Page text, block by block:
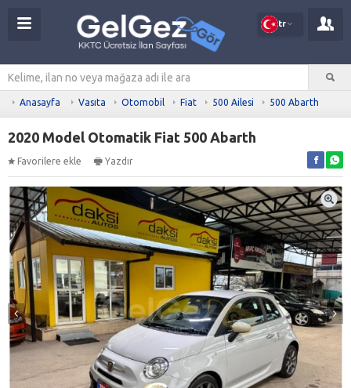
tr
Anasayfa Vasıta Otomobil Fiat 500 Ailesi 500 Abarth
2020 Model Otomatik Fiat 500 Abarth
Favorilere ekle Yazdır